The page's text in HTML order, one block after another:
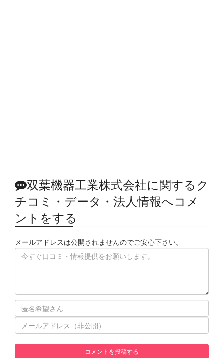
双葉機器工業株式会社に関するク
チコミ・データ・法人情報へコメ
ントをする
メールアドレスは公開されませんのでご安心下さい。